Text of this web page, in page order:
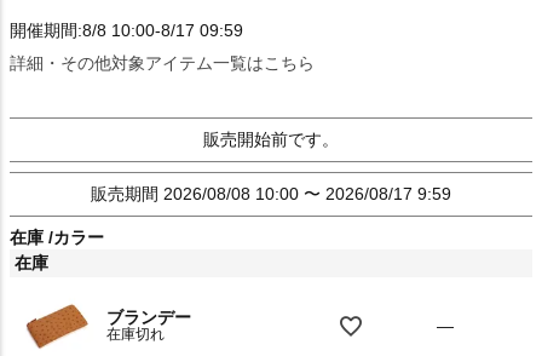
開催期間:8/8 10:00-8/17 09:59
詳細・その他対象アイテム一覧はこちら
販売開始前です。
販売期間 2026/08/08 10:00 〜 2026/08/17 9:59
在庫 カラー
在庫
ブランデー
在庫切れ —